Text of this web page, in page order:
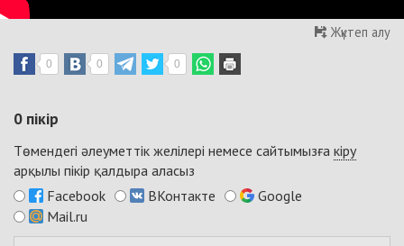
Жүктеп алу
0 0 0
0 пікір
Төмендегі әлеуметтік желілері немесе сайтымызға кіру
арқылы пікір қалдыра аласыз
Facebook
ВКонтакте
Google
Mail.ru